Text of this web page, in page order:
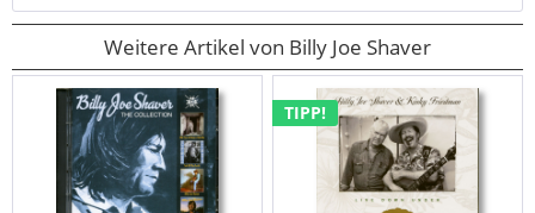
Weitere Artikel von Billy Joe Shaver
TIPP!